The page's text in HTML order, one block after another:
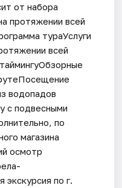
от набора
протяжении всей
тураУслуги
всей
водопадов
с подвесными
по
магазина
осмотр
экскурсия по г.